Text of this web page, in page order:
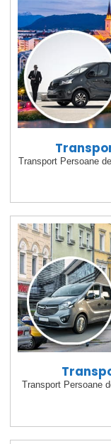
Transport Persoane
Transport Persoane